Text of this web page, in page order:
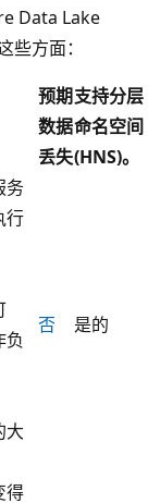
Data Lake
方面：
预期
数据
丢失
支持分层
命名空间
(HNS)。
务
行
负
大
否 是的
得